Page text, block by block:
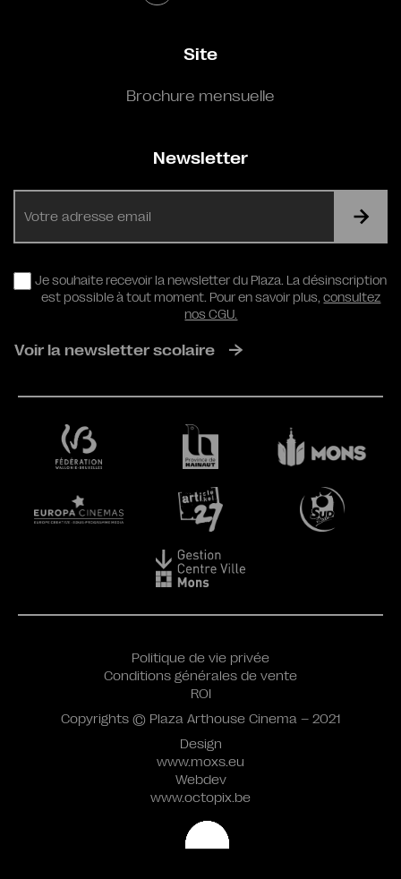
Site
Brochure mensuelle
Newsletter
RGPD
Je souhaite recevoir la newsletter du Plaza. La désinscription
est possible à tout moment. Pour en savoir plus,consultez
nos CGU.
Voir la newsletter scolaire
Design
www.moxs.eu
Webdev
www.octopix.be
Politique de vie privée
Conditions générales de vente
ROI
Copyrights © Plaza Arthouse Cinema – 2021